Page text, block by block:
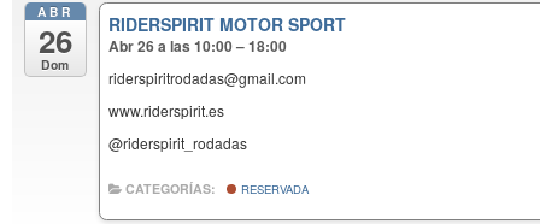
ABR
26
Dom
RIDERSPIRIT MOTOR SPORT
Abr 26 a las 10:00 – 18:00
riderspiritrodadas@gmail.com
www.riderspirit.es
@riderspirit_rodadas
CATEGORÍAS: RESERVADA